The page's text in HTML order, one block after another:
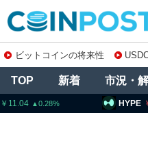
ビットコインの将来性
TOP 新着 市況・
11.04 0.28 HYPE